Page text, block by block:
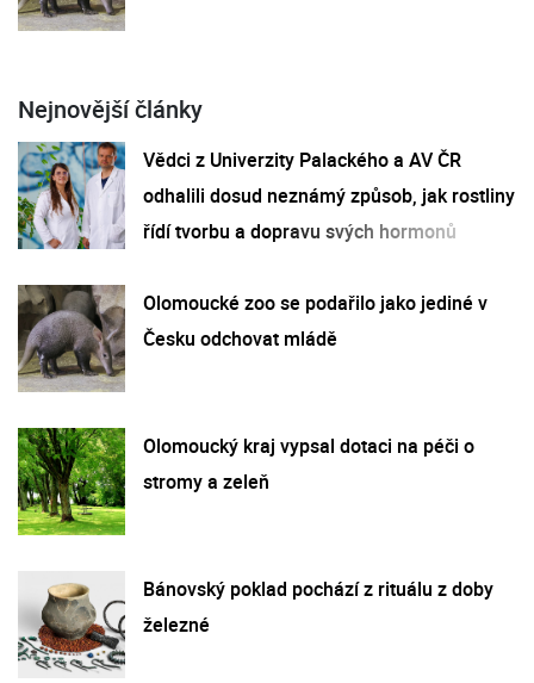
Nejnovější články
Vědci z Univerzity Palackého a AV ČR
odhalili dosud neznámý způsob, jak rostliny
řídí tvorbu a dopravu svých hormonů
Olomoucké zoo se podařilo jako jediné v
Česku odchovat mládě
Olomoucký kraj vypsal dotaci na péči o
stromy a zeleň
Bánovský poklad pochází z rituálu z doby
železné